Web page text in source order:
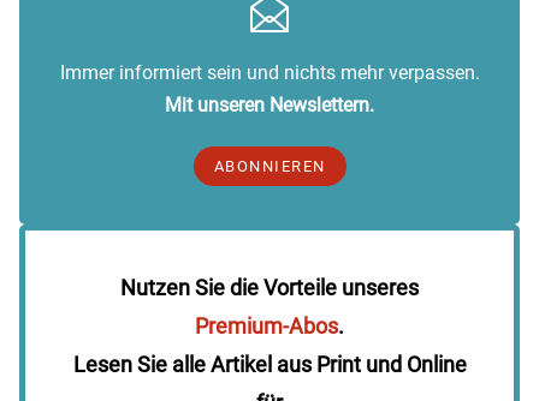
Immer informiert sein und nichts mehr verpassen.
Mit unseren Newslettern.
ABONNIEREN
Nutzen Sie die Vorteile unseres
Premium-Abos.
Lesen Sie alle Artikel aus Print und Online